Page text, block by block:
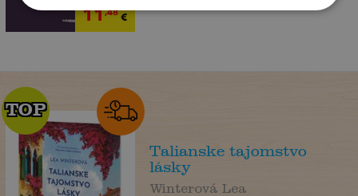
11,48€
TOP
TOP
Talianske tajomstvo
lásky
Winterová Lea